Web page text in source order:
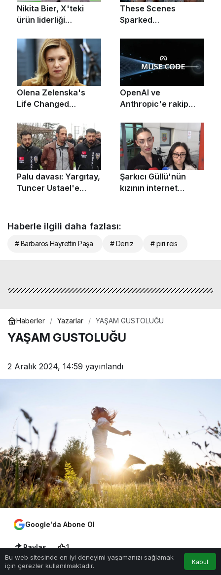
Haberle ilgili daha fazlası:
# Barbaros Hayrettin Paşa # Deniz # piri reis
Haberler Yazarlar YAŞAM GUSTOLUĞU
YAŞAM GUSTOLUĞU
2 Aralık 2024, 14:59 yayınlandı
Google'da Abone Ol
Paylaş 1
Bu web sitesinde en iyi deneyimi yaşamanızı sağlamak
için çerezler kullanılmaktadır.
Kabul